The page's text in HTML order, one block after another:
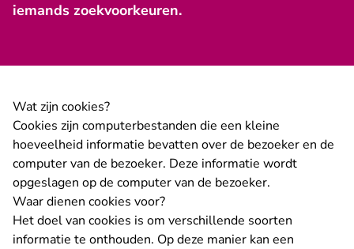
iemands zoekvoorkeuren.
Wat zijn cookies?
Cookies zijn computerbestanden die een kleine
hoeveelheid informatie bevatten over de bezoeker en de
computer van de bezoeker. Deze informatie wordt
opgeslagen op de computer van de bezoeker.
Waar dienen cookies voor?
Het doel van cookies is om verschillende soorten
informatie te onthouden. Op deze manier kan een